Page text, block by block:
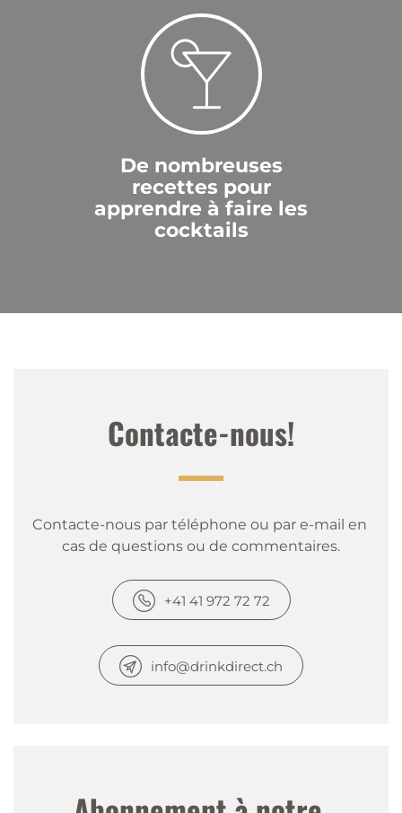
De nombreuses
recettes pour
apprendre à faire les
cocktails
Contacte-nous!
Contacte-nous par téléphone ou par e-mail en
cas de questions ou de commentaires.
+41 41 972 72 72
info@drinkdirect.ch